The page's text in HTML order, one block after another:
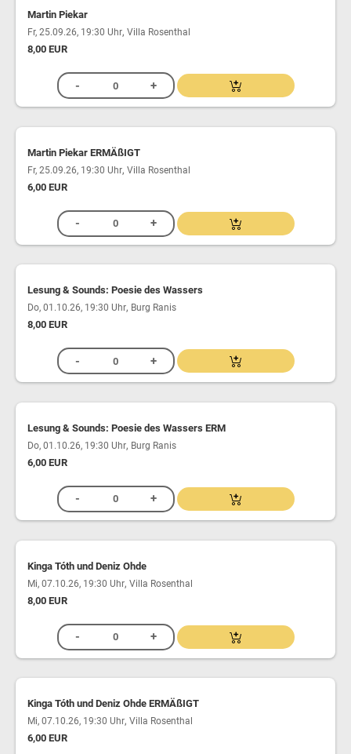
Martin Piekar
Fr, 25.09.26, 19:30 Uhr, Villa Rosenthal
8,00 EUR
Martin Piekar ERMÄßIGT
Fr, 25.09.26, 19:30 Uhr, Villa Rosenthal
6,00 EUR
Lesung & Sounds: Poesie des Wassers
Do, 01.10.26, 19:30 Uhr, Burg Ranis
8,00 EUR
Lesung & Sounds: Poesie des Wassers ERM
Do, 01.10.26, 19:30 Uhr, Burg Ranis
6,00 EUR
Kinga Tóth und Deniz Ohde
Mi, 07.10.26, 19:30 Uhr, Villa Rosenthal
8,00 EUR
Kinga Tóth und Deniz Ohde ERMÄßIGT
Mi, 07.10.26, 19:30 Uhr, Villa Rosenthal
6,00 EUR